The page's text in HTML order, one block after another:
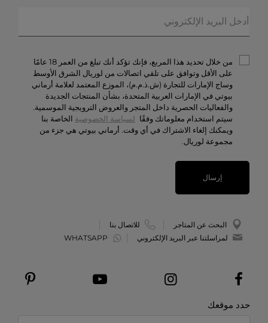
المكياج
العطور
حالة الطلبيّة
الخصوصيّة والأمن
الشروط والأحكام
تواصل معنا
الوظائف
من خلال تحديد هذا المربع، فإنك تؤكد أنك تبلغ من العمر 18 عامًا
على الأقل وتوافق على تلقي اتصالات من لوريال الشرق الأوسط
وساج الإمارات للتجارة (ش.ذ.م.م)، الموزع المعتمد لعلامة أرماني
بيوتي في الإمارات العربية المتحدة، بشأن المنتجات الجديدة
والفعاليات الحصرية داخل المتجر والعروض الترويجية الموسمية.
سيتم استخدام معلوماتك وفقًا لسياسة الخصوصية الخاصة بنا
ويمكنك إلغاء الاشتراك في أي وقت. أرماني بيوتي هي جزء من
مجموعة لوريال.
إرسال
البحث عن المتاجر
للاتصال بنا
لمراسلتنا عبر البريد الإلكتروني
WHATSAPP
حدد موقعك